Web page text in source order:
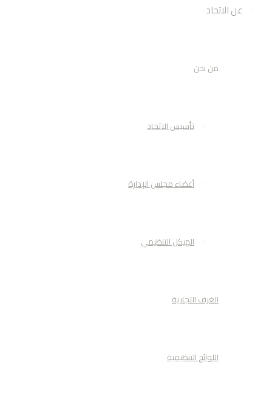
عن الاتحاد
من نحن
تأسيس الاتحاد
أعضاء مجلس الإدارة
الهيكل التنظيمي
الغرف التجارية
اللوائح التنظيمية